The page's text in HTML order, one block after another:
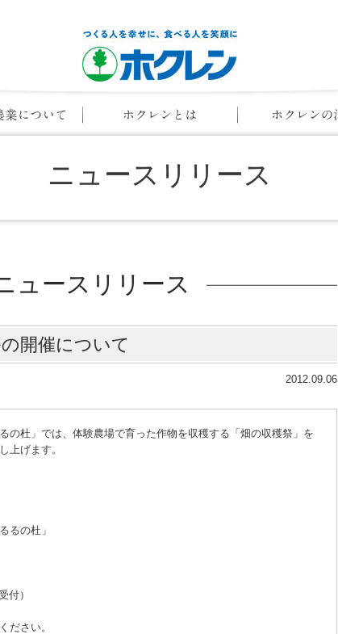
ニュースリリース
ュースリリース
開催について
2012.09.06
杜」では、体験農場で育った作物を収穫する「畑の収穫祭」を
上げます。
るの杜」
付）
ださい。